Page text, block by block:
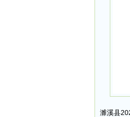
濉溪县